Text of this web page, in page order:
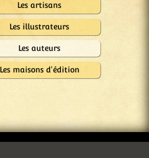
Les artisans
Les illustrateurs
Les auteurs
Les maisons d'édition